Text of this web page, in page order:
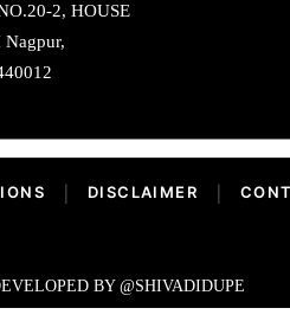
2, HOUSE
DISCLAIMER
BY @SHIVADIDUPE